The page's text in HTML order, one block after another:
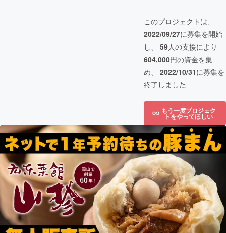
このプロジェクトは、
2022/09/27に募集を開始
し、 59人の支援により
604,000円の資金を集
め、 2022/10/31に募集を
終了しました
もう一度プロジェク
トをやってほしい